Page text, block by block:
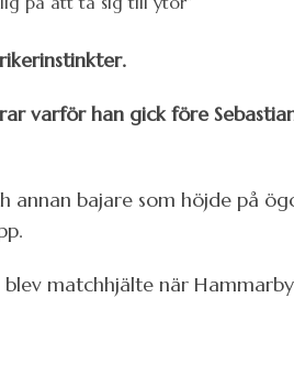
varför han gick före
bajare som höjde på
matchhjälte när